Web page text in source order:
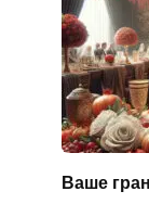
Ваше